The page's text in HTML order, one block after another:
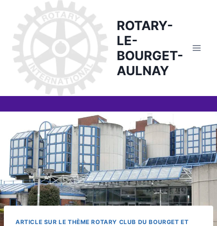
content
ROTARY-
LE-
BOURGET-
AULNAY
ARTICLE SUR LE THÈME ROTARY CLUB DU BOURGET ET